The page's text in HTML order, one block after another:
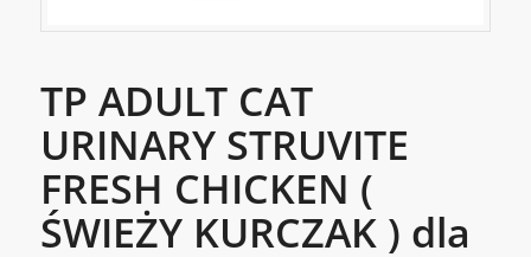
TP ADULT CAT
URINARY STRUVITE
FRESH CHICKEN (
ŚWIEŻY KURCZAK ) dla